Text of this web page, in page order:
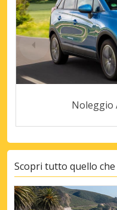
Noleggio
Scopri tutto quello